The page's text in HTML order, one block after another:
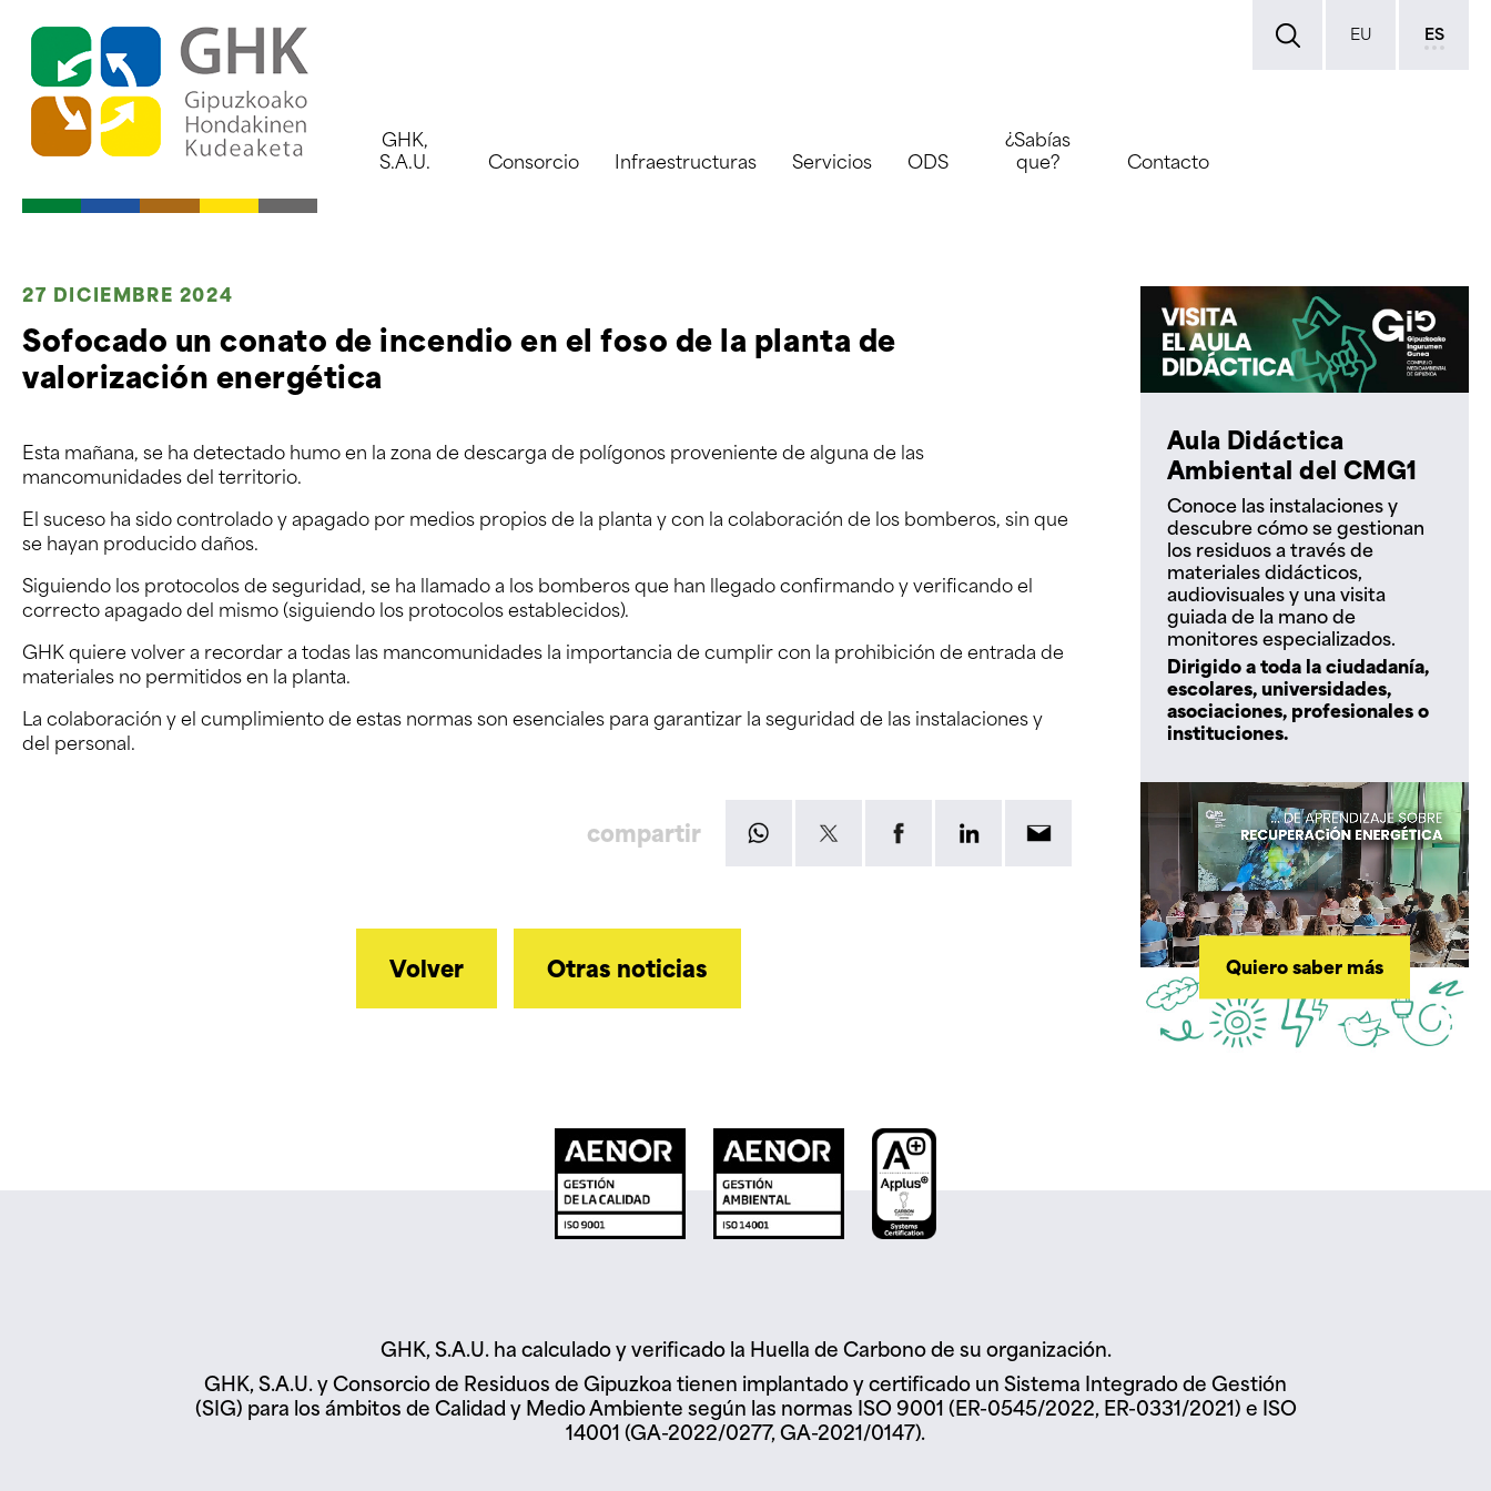
Ir a los contenidos
EU ES
GHK,
S.A.U.
Consorcio Infraestructuras Servicios ODS
¿Sabías
que?
Contacto
27 DICIEMBRE 2024
Sofocado un conato de incendio en el foso de la planta de
valorización energética
Esta mañana, se ha detectado humo en la zona de descarga de polígonos proveniente de alguna de las
mancomunidades del territorio.
El suceso ha sido controlado y apagado por medios propios de la planta y con la colaboración de los bomberos, sin que
se hayan producido daños.
Siguiendo los protocolos de seguridad, se ha llamado a los bomberos que han llegado confirmando y verificando el
correcto apagado del mismo (siguiendo los protocolos establecidos).
GHK quiere volver a recordar a todas las mancomunidades la importancia de cumplir con la prohibición de entrada de
materiales no permitidos en la planta.
La colaboración y el cumplimiento de estas normas son esenciales para garantizar la seguridad de las instalaciones y
del personal.
compartir
Volver Otras noticias
Aula Didáctica
Ambiental del CMG1
Conoce las instalaciones y
descubre cómo se gestionan
los residuos a través de
materiales didácticos,
audiovisuales y una visita
guiada de la mano de
monitores especializados.
Dirigido a toda la ciudadanía,
escolares, universidades,
asociaciones, profesionales o
instituciones.
Quiero saber más
GHK, S.A.U. ha calculado y verificado la Huella de Carbono de su organización.
GHK, S.A.U. y Consorcio de Residuos de Gipuzkoa tienen implantado y certificado un Sistema Integrado de Gestión
(SIG) para los ámbitos de Calidad y Medio Ambiente según las normas ISO 9001 (ER-0545/2022, ER-0331/2021) e ISO
14001 (GA-2022/0277, GA-2021/0147).